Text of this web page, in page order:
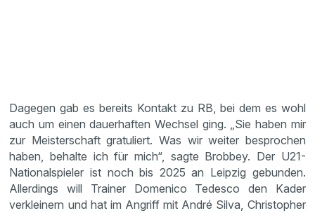
Dagegen gab es bereits Kontakt zu RB, bei dem es wohl
auch um einen dauerhaften Wechsel ging. „Sie haben mir
zur Meisterschaft gratuliert. Was wir weiter besprochen
haben, behalte ich für mich“, sagte Brobbey. Der U21-
Nationalspieler ist noch bis 2025 an Leipzig gebunden.
Allerdings will Trainer Domenico Tedesco den Kader
verkleinern und hat im Angriff mit André Silva, Christopher